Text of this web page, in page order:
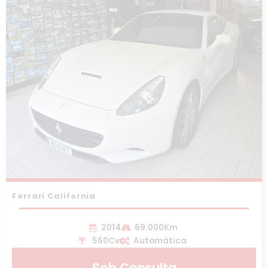
Ferrari California
2014
69.000Km
560Cv
Automática